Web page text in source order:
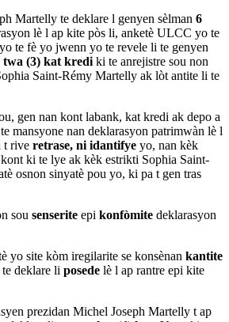
Martelly te deklare l genyen sèlman 6
lè l ap kite pòs li, anketè ULCC yo te
te fè yo jwenn yo te revele li te genyen
twa (3) kat krediki te anrejistre sou non
Saint-Rémy Martelly ak lòt antite li te
gen nan kont labank, kat kredi ak depo a
mansyone nan deklarasyon patrimwàn lè l
t rive retrase, ni idantifye yo, nan kèk
ki te lye ak kèk estrikti Sophia Saint-
osnon sinyatè pou yo, ki pa t gen tras
sou senserite epi konfòmite deklarasyon
yo site kòm iregilarite se konsènan kantite
te deklare li posede lè l ap rantre epi kite
prezidan Michel Joseph Martelly t ap